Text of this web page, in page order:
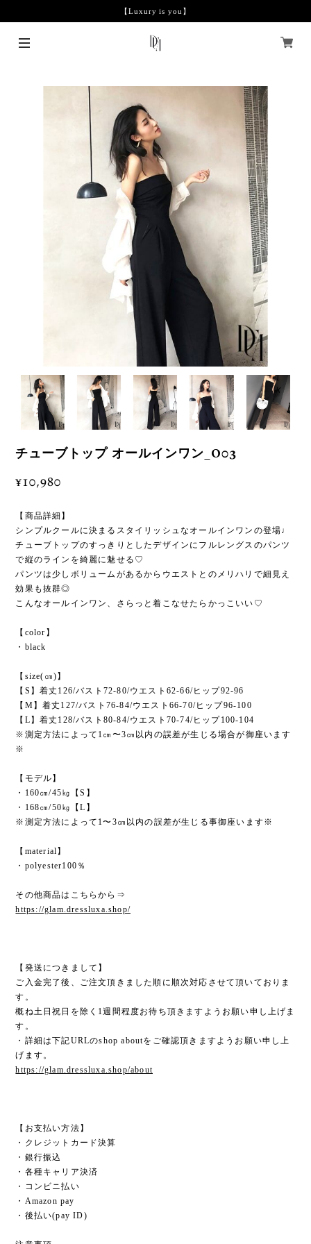
【Luxury is you】
チューブトップ オールインワン_O03
¥10,980
【商品詳細】
シンプルクールに決まるスタイリッシュなオールインワンの登場♩
チューブトップのすっきりとしたデザインにフルレングスのパンツ
で縦のラインを綺麗に魅せる♡
パンツは少しボリュームがあるからウエストとのメリハリで細見え
効果も抜群◎
こんなオールインワン、さらっと着こなせたらかっこいい♡
【color】
・black
【size(㎝)】
【S】着丈126/バスト72-80/ウエスト62-66/ヒップ92-96
【M】着丈127/バスト76-84/ウエスト66-70/ヒップ96-100
【L】着丈128/バスト80-84/ウエスト70-74/ヒップ100-104
※測定方法によって1㎝〜3㎝以内の誤差が生じる場合が御座います
※
【モデル】
・160㎝/45㎏【S】
・168㎝/50㎏【L】
※測定方法によって1〜3㎝以内の誤差が生じる事御座います※
【material】
・polyester100％
その他商品はこちらから⇒
https://glam.dressluxa.shop/
【発送につきまして】
ご入金完了後、ご注文頂きました順に順次対応させて頂いておりま
す。
概ね土日祝日を除く1週間程度お待ち頂きますようお願い申し上げま
す。
・詳細は下記URLのshop aboutをご確認頂きますようお願い申し上
げます。
https://glam.dressluxa.shop/about
【お支払い方法】
・クレジットカード決算
・銀行振込
・各種キャリア決済
・コンビニ払い
・Amazon pay
・後払い(pay ID)